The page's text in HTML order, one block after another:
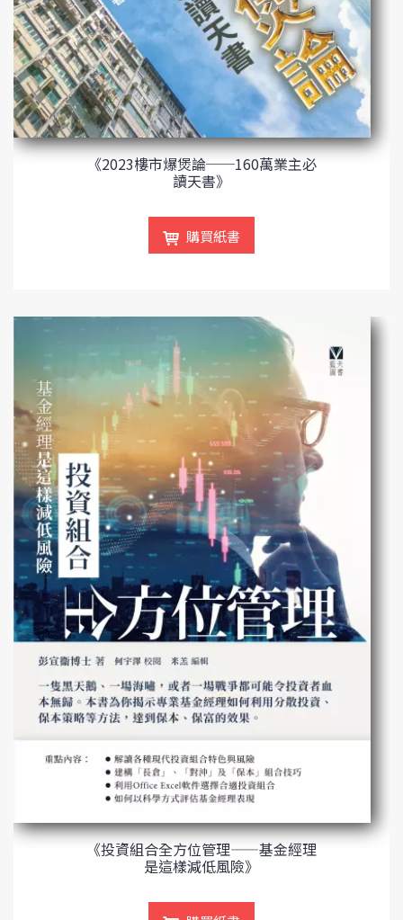
《2023樓市爆煲論──160萬業主必
讀天書》
購買紙書
《投資組合全方位管理——基金經理
是這樣減低風險》